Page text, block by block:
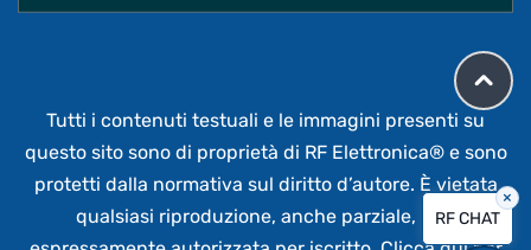
Tutti i contenuti testuali e le immagini presenti su
questo sito sono di proprietà di RF Elettronica® e sono
protetti dalla normativa sul diritto d’autore. È vietata
qualsiasi riproduzione, anche parziale,
non
RF CHAT
×